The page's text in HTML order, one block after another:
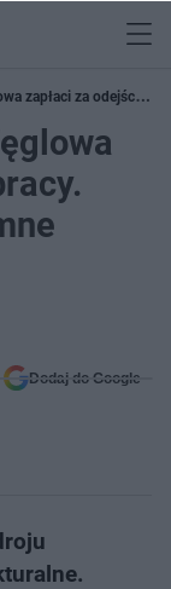
zapłaci za odejścia z
Dodaj do Google